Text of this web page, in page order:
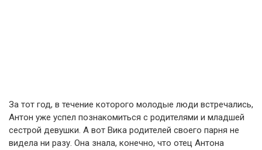
За тот год, в течение которого молодые люди встречались,
Антон уже успел познакомиться с родителями и младшей
сестрой девушки. А вот Вика родителей своего парня не
видела ни разу. Она знала, конечно, что отец Антона